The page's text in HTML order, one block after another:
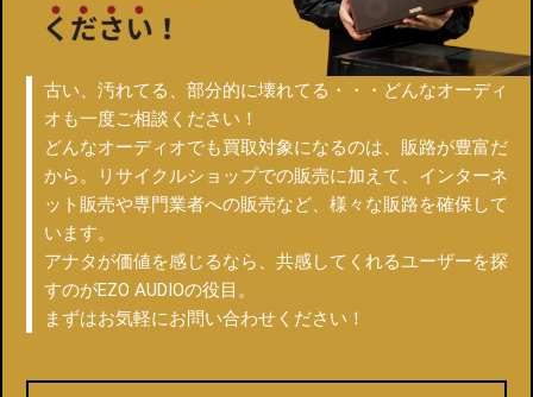
古い、汚れてる、部分的に壊れてる・・・ どんなオーディ
オも一度ご相談ください！
どんなオーディオでも買取対象になるのは、販路が豊富だ
から。リサイクルショップでの販売に加えて、インターネ
ット販売や専門業者への販売など、様々な販路を確保して
います。
アナタが価値を感じるなら、共感してくれるユーザーを探
すのがEZO AUDIOの役目。
まずはお気軽にお問い合わせください！